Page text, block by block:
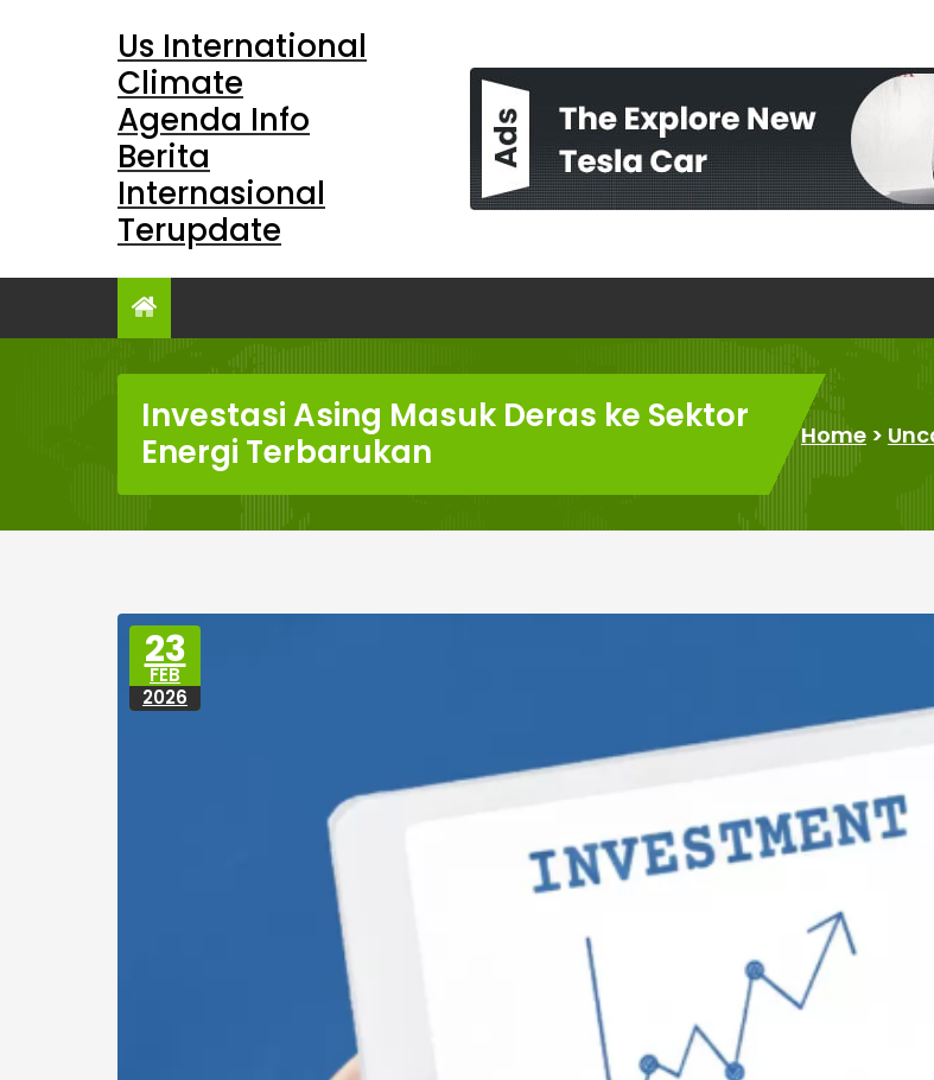
Us International
Climate
Agenda Info
Berita
Internasional
Terupdate
Investasi Asing Masuk Deras ke Sektor
Energi Terbarukan
Home>
23
FEB
2026